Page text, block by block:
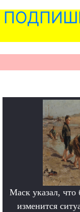
Маск указал, что
изменится